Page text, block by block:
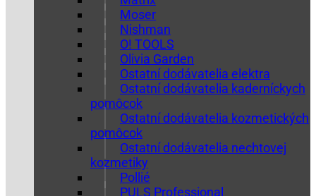
Moser
Nishman
O! TOOLS
Olivia Garden
Ostatní dodávatelia elektra
Ostatní dodávatelia kaderníckych
pomôcok
Ostatní dodávatelia kozmetických
pomôcok
Ostatní dodávatelia nechtovej
kozmetiky
Pollié
PULS Professional